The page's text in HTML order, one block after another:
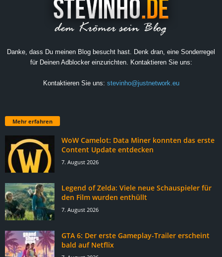
Danke, dass Du meinen Blog besucht hast. Denk dran, eine Sonderregel
für Deinen Adblocker einzurichten. Kontaktieren Sie uns:
Kontaktieren Sie uns: stevinho@justnetwork.eu
Mehr erfahren
WoW Camelot: Data Miner konnten das erste
Content Update entdecken
7. August 2026
Legend of Zelda: Viele neue Schauspieler für
den Film wurden enthüllt
7. August 2026
GTA 6: Der erste Gameplay-Trailer erscheint
bald auf Netflix